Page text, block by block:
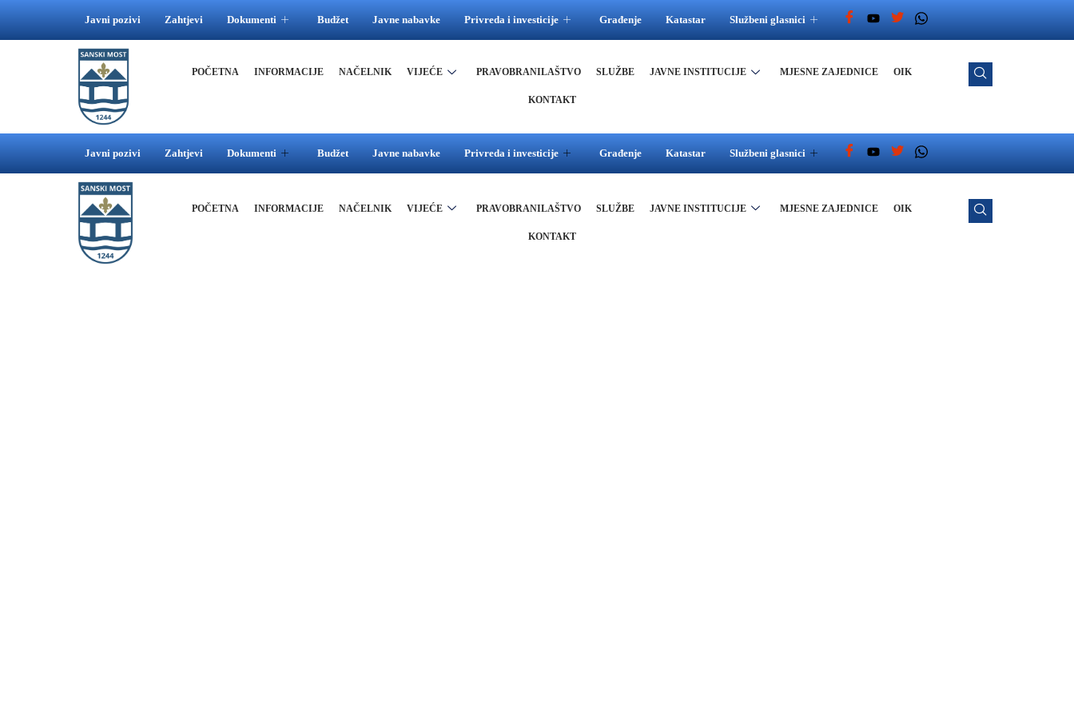
Javni pozivi Zahtjevi Dokumenti Budžet Javne nabavke Privreda i investicije Građenje Katastar Službeni glasnici
POČETNA INFORMACIJE NAČELNIK VIJEĆE PRAVOBRANILAŠTVO SLUŽBE JAVNE INSTITUCIJE MJESNE ZAJEDNICE OIK
KONTAKT
Javni pozivi Zahtjevi Dokumenti Budžet Javne nabavke Privreda i investicije Građenje Katastar Službeni glasnici
POČETNA INFORMACIJE NAČELNIK VIJEĆE PRAVOBRANILAŠTVO SLUŽBE JAVNE INSTITUCIJE MJESNE ZAJEDNICE OIK
KONTAKT